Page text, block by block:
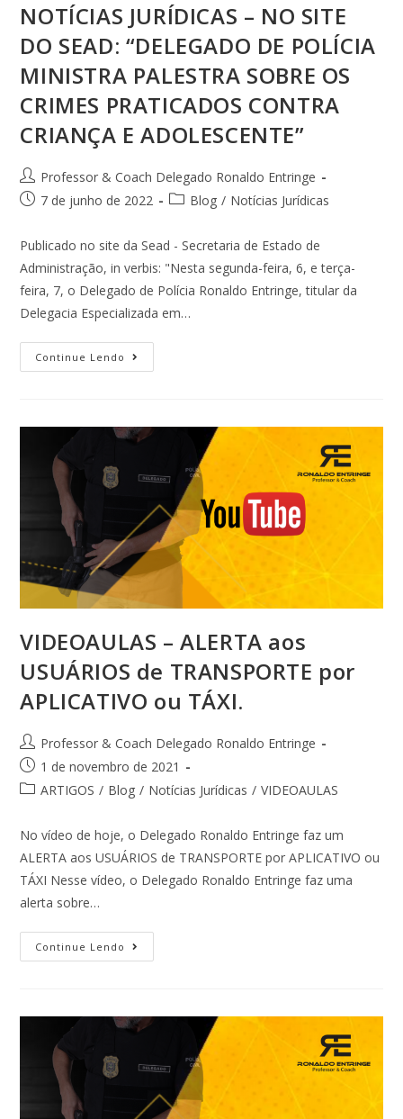
NOTÍCIAS JURÍDICAS – NO SITE
DO SEAD: “DELEGADO DE POLÍCIA
MINISTRA PALESTRA SOBRE OS
CRIMES PRATICADOS CONTRA
CRIANÇA E ADOLESCENTE”
Professor & Coach Delegado Ronaldo Entringe
7 de junho de 2022
Blog / Notícias Jurídicas
Publicado no site da Sead - Secretaria de Estado de
Administração, in verbis: "Nesta segunda-feira, 6, e terça-
feira, 7, o Delegado de Polícia Ronaldo Entringe, titular da
Delegacia Especializada em…
Continue Lendo
VIDEOAULAS – ALERTA aos
USUÁRIOS de TRANSPORTE por
APLICATIVO ou TÁXI.
Professor & Coach Delegado Ronaldo Entringe
1 de novembro de 2021
ARTIGOS / Blog / Notícias Jurídicas / VIDEOAULAS
No vídeo de hoje, o Delegado Ronaldo Entringe faz um
ALERTA aos USUÁRIOS de TRANSPORTE por APLICATIVO ou
TÁXI Nesse vídeo, o Delegado Ronaldo Entringe faz uma
alerta sobre…
Continue Lendo